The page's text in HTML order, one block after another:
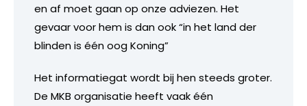
en af moet gaan op onze adviezen. Het
gevaar voor hem is dan ook “in het land der
blinden is één oog Koning”
Het informatiegat wordt bij hen steeds groter.
De MKB organisatie heeft vaak één